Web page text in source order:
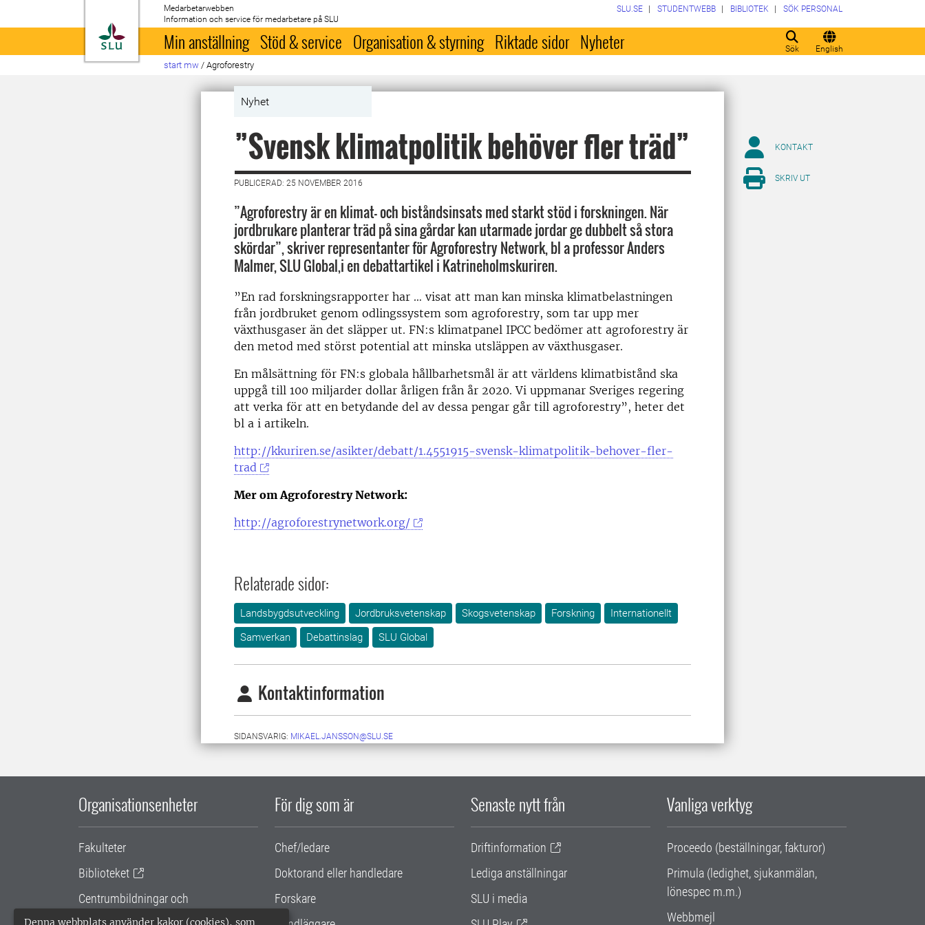
Denna webbplats använder kakor (cookies), som
Till startsida
Medarbetarwebben
Information och service för medarbetare på SLU
Sök English
SLU.SE STUDENTWEBB BIBLIOTEK SÖK PERSONAL
Min anställning Stöd & service Organisation & styrning Riktade sidor Nyheter
start mw / Agroforestry
Nyhet
”Svensk klimatpolitik behöver fler träd”
PUBLICERAD: 25 NOVEMBER 2016
”Agroforestry är en klimat- och biståndsinsats med starkt stöd i forskningen. När
jordbrukare planterar träd på sina gårdar kan utarmade jordar ge dubbelt så stora
skördar”, skriver representanter för Agroforestry Network, bl a professor Anders
Malmer, SLU Global,i en debattartikel i Katrineholmskuriren.
”En rad forskningsrapporter har … visat att man kan minska klimatbelastningen
från jordbruket genom odlingssystem som agroforestry, som tar upp mer
växthusgaser än det släpper ut. FN:s klimatpanel IPCC bedömer att agroforestry är
den metod med störst potential att minska utsläppen av växthusgaser.
En målsättning för FN:s globala hållbarhetsmål är att världens klimatbistånd ska
uppgå till 100 miljarder dollar årligen från år 2020. Vi uppmanar Sveriges regering
att verka för att en betydande del av dessa pengar går till agroforestry”, heter det
bl a i artikeln.
http://kkuriren.se/asikter/debatt/1.4551915-svensk-klimatpolitik-behover-fler-
trad
Mer om Agroforestry Network:
http://agroforestrynetwork.org/
Relaterade sidor:
Landsbygdsutveckling Jordbruksvetenskap Skogsvetenskap Forskning
Internationellt
Samverkan
Debattinslag SLU Global
Kontaktinformation
SIDANSVARIG: MIKAEL.JANSSON@SLU.SE
KONTAKT
SKRIV UT
Organisationsenheter
Fakulteter
Biblioteket
Centrumbildningar och
samarbetsprojekt
För dig som är
Chef/ledare
Doktorand eller handledare
Forskare
Senaste nytt från
Driftinformation
Lediga anställningar
SLU i media
Vanliga verktyg
Proceedo (beställningar, fakturor)
Primula (ledighet, sjukanmälan,
lönespec m.m.)
Webbmejl